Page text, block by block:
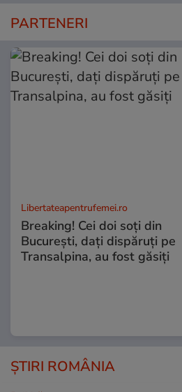
PARTENERI
Libertateapentrufemei.ro
Breaking! Cei doi soți din
București, dați dispăruți pe
Transalpina, au fost găsiți
ȘTIRI ROMÂNIA